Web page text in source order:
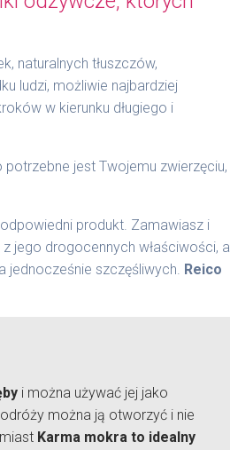
naturalnych tłuszczów,
ludzi, możliwie najbardziej
w kierunku długiego i
jest Twojemu zwierzęciu,
produkt. Zamawiasz i
jego drogocennych właściwości, a
jednocześnie szczęśliwych. Reico
i można używać jej jako
można ją otworzyć i nie
Karma mokra to idealny